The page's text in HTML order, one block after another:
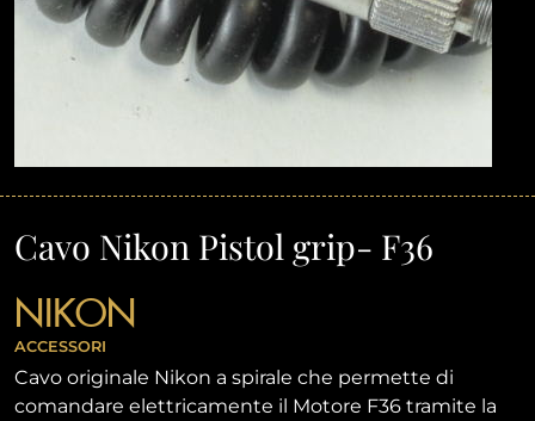
Cavo Nikon Pistol grip- F36
NIKON
ACCESSORI
Cavo originale Nikon a spirale che permette di
comandare elettricamente il Motore F36 tramite la